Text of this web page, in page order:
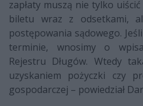
zapłaty muszą nie tylko
biletu wraz z odsetkami,
postępowania sądowego.
terminie, wnosimy o
Rejestru Długów. Wtedy
uzyskaniem pożyczki czy
gospodarczej – powiedział